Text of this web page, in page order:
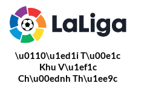
\u0110\u1ed1i T\u00e1c
Khu V\u1ef1c
Ch\u00ednh Th\u1ee9c